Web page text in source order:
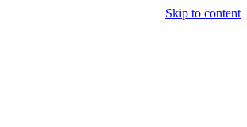
Skip to content